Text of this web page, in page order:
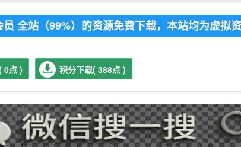
全站（99%）的资源免费下载，本站均为虚拟
0点 ) 积分下载( 388点 )